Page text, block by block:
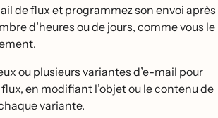
de flux et programmez son envoi après
d’heures ou de jours, comme vous le
ou plusieurs variantes d’e-mail pour
en modifiant l’objet ou le contenu de
variante.